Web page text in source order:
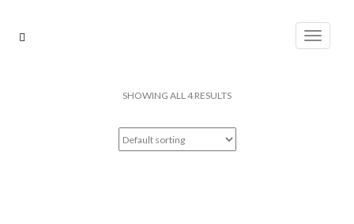
para
Alternar
SHOWING ALL 4 RESULTS